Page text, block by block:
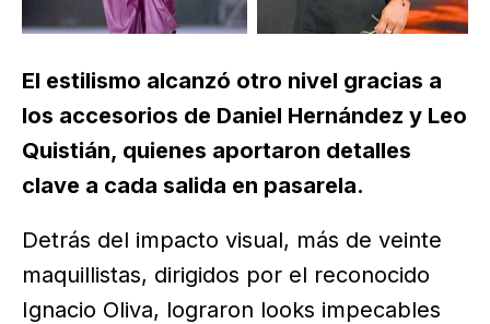
El estilismo alcanzó otro nivel gracias a
los accesorios de Daniel Hernández y Leo
Quistián, quienes aportaron detalles
clave a cada salida en pasarela.
Detrás del impacto visual, más de veinte
maquillistas, dirigidos por el reconocido
Ignacio Oliva, lograron looks impecables